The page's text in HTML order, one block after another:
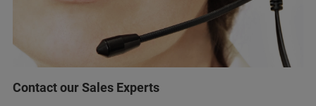
Contact our Sales Experts